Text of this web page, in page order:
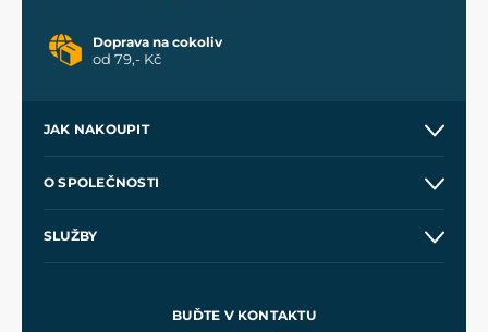
Doprava na cokoliv
od 79,- Kč
JAK NAKOUPIT
Velkoobchod
O SPOLEČNOSTI
SLUŽBY
Meče pro Kingdom Come
BUĎTE V KONTAKTU